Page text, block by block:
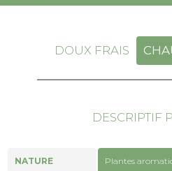
DOUX FRAIS
DESCRIPTIF
NATURE Plantes